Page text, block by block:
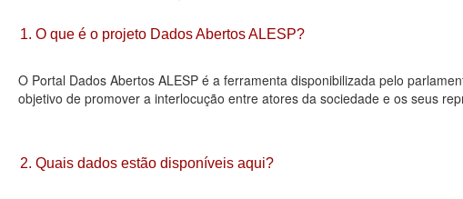
1. O que é o projeto Dados Abertos ALESP?
O Portal Dados Abertos ALESP é a ferramenta disponibilizada pelo
objetivo de promover a interlocução entre atores da sociedade e os seus
2. Quais dados estão disponíveis aqui?